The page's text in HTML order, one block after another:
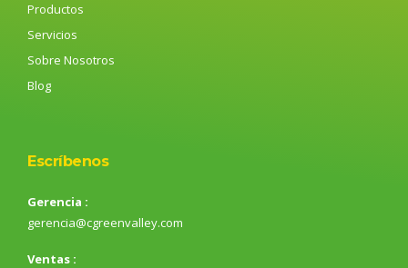
Productos
Servicios
Sobre Nosotros
Blog
Escríbenos
Gerencia :
gerencia@cgreenvalley.com
Ventas :